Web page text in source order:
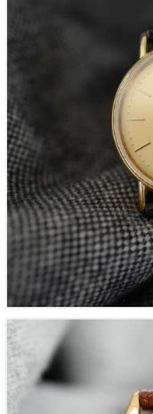
Courtoise vintage